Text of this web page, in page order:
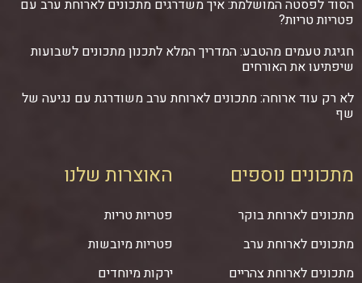
הסוד לפסטה המושלמת: איך משדרגים מתכונים לארוחת ערב עם
פטריות טריות?
חגיגת טעמים מהטבע: המדריך המלא לתכנון מתכונים לשבועות
שיפתיעו את האורחים
לא רק עוד ארוחה: מתכונים לארוחת ערב משודרגת עם נגיעה של
שף
מתכונים נוספים
מתכונים לארוחת בוקר
מתכונים לארוחת ערב
מתכונים לארוחת צהריים
האוצרות שלנו
פטריות טריות
פטריות מיובשות
ירקות מיוחדים